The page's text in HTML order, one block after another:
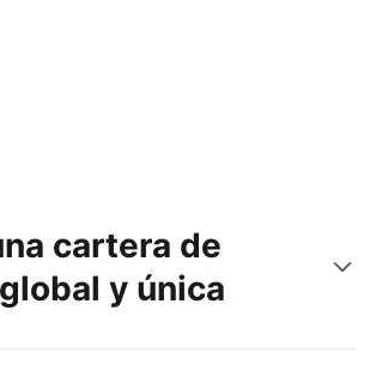
cartera de
y única